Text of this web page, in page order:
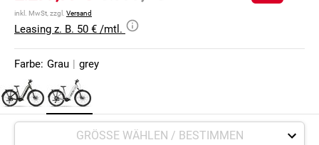
inkl. MwSt, zzgl. Versand
Leasing z. B. 50 € /mtl.
Farbe: Grau | grey